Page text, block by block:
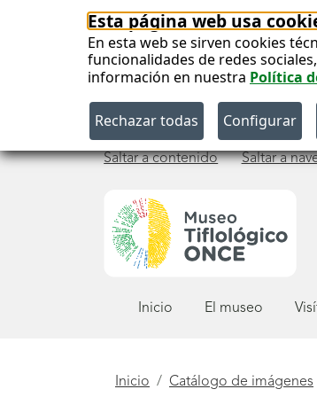
Esta página web usa
En esta web se sirven cookies
funcionalidades de redes
información en nuestra Política
Saltar a contenido Saltar a
Inicio El museo
Está
Inicio Catálogo de imágenes